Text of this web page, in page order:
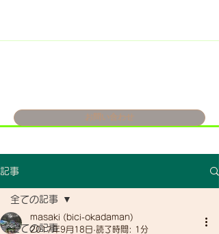
お問い合わせ
記事
全ての記事
全ての記事
masaki (bici-okadaman)
2017年9月18日 読了時間: 1分